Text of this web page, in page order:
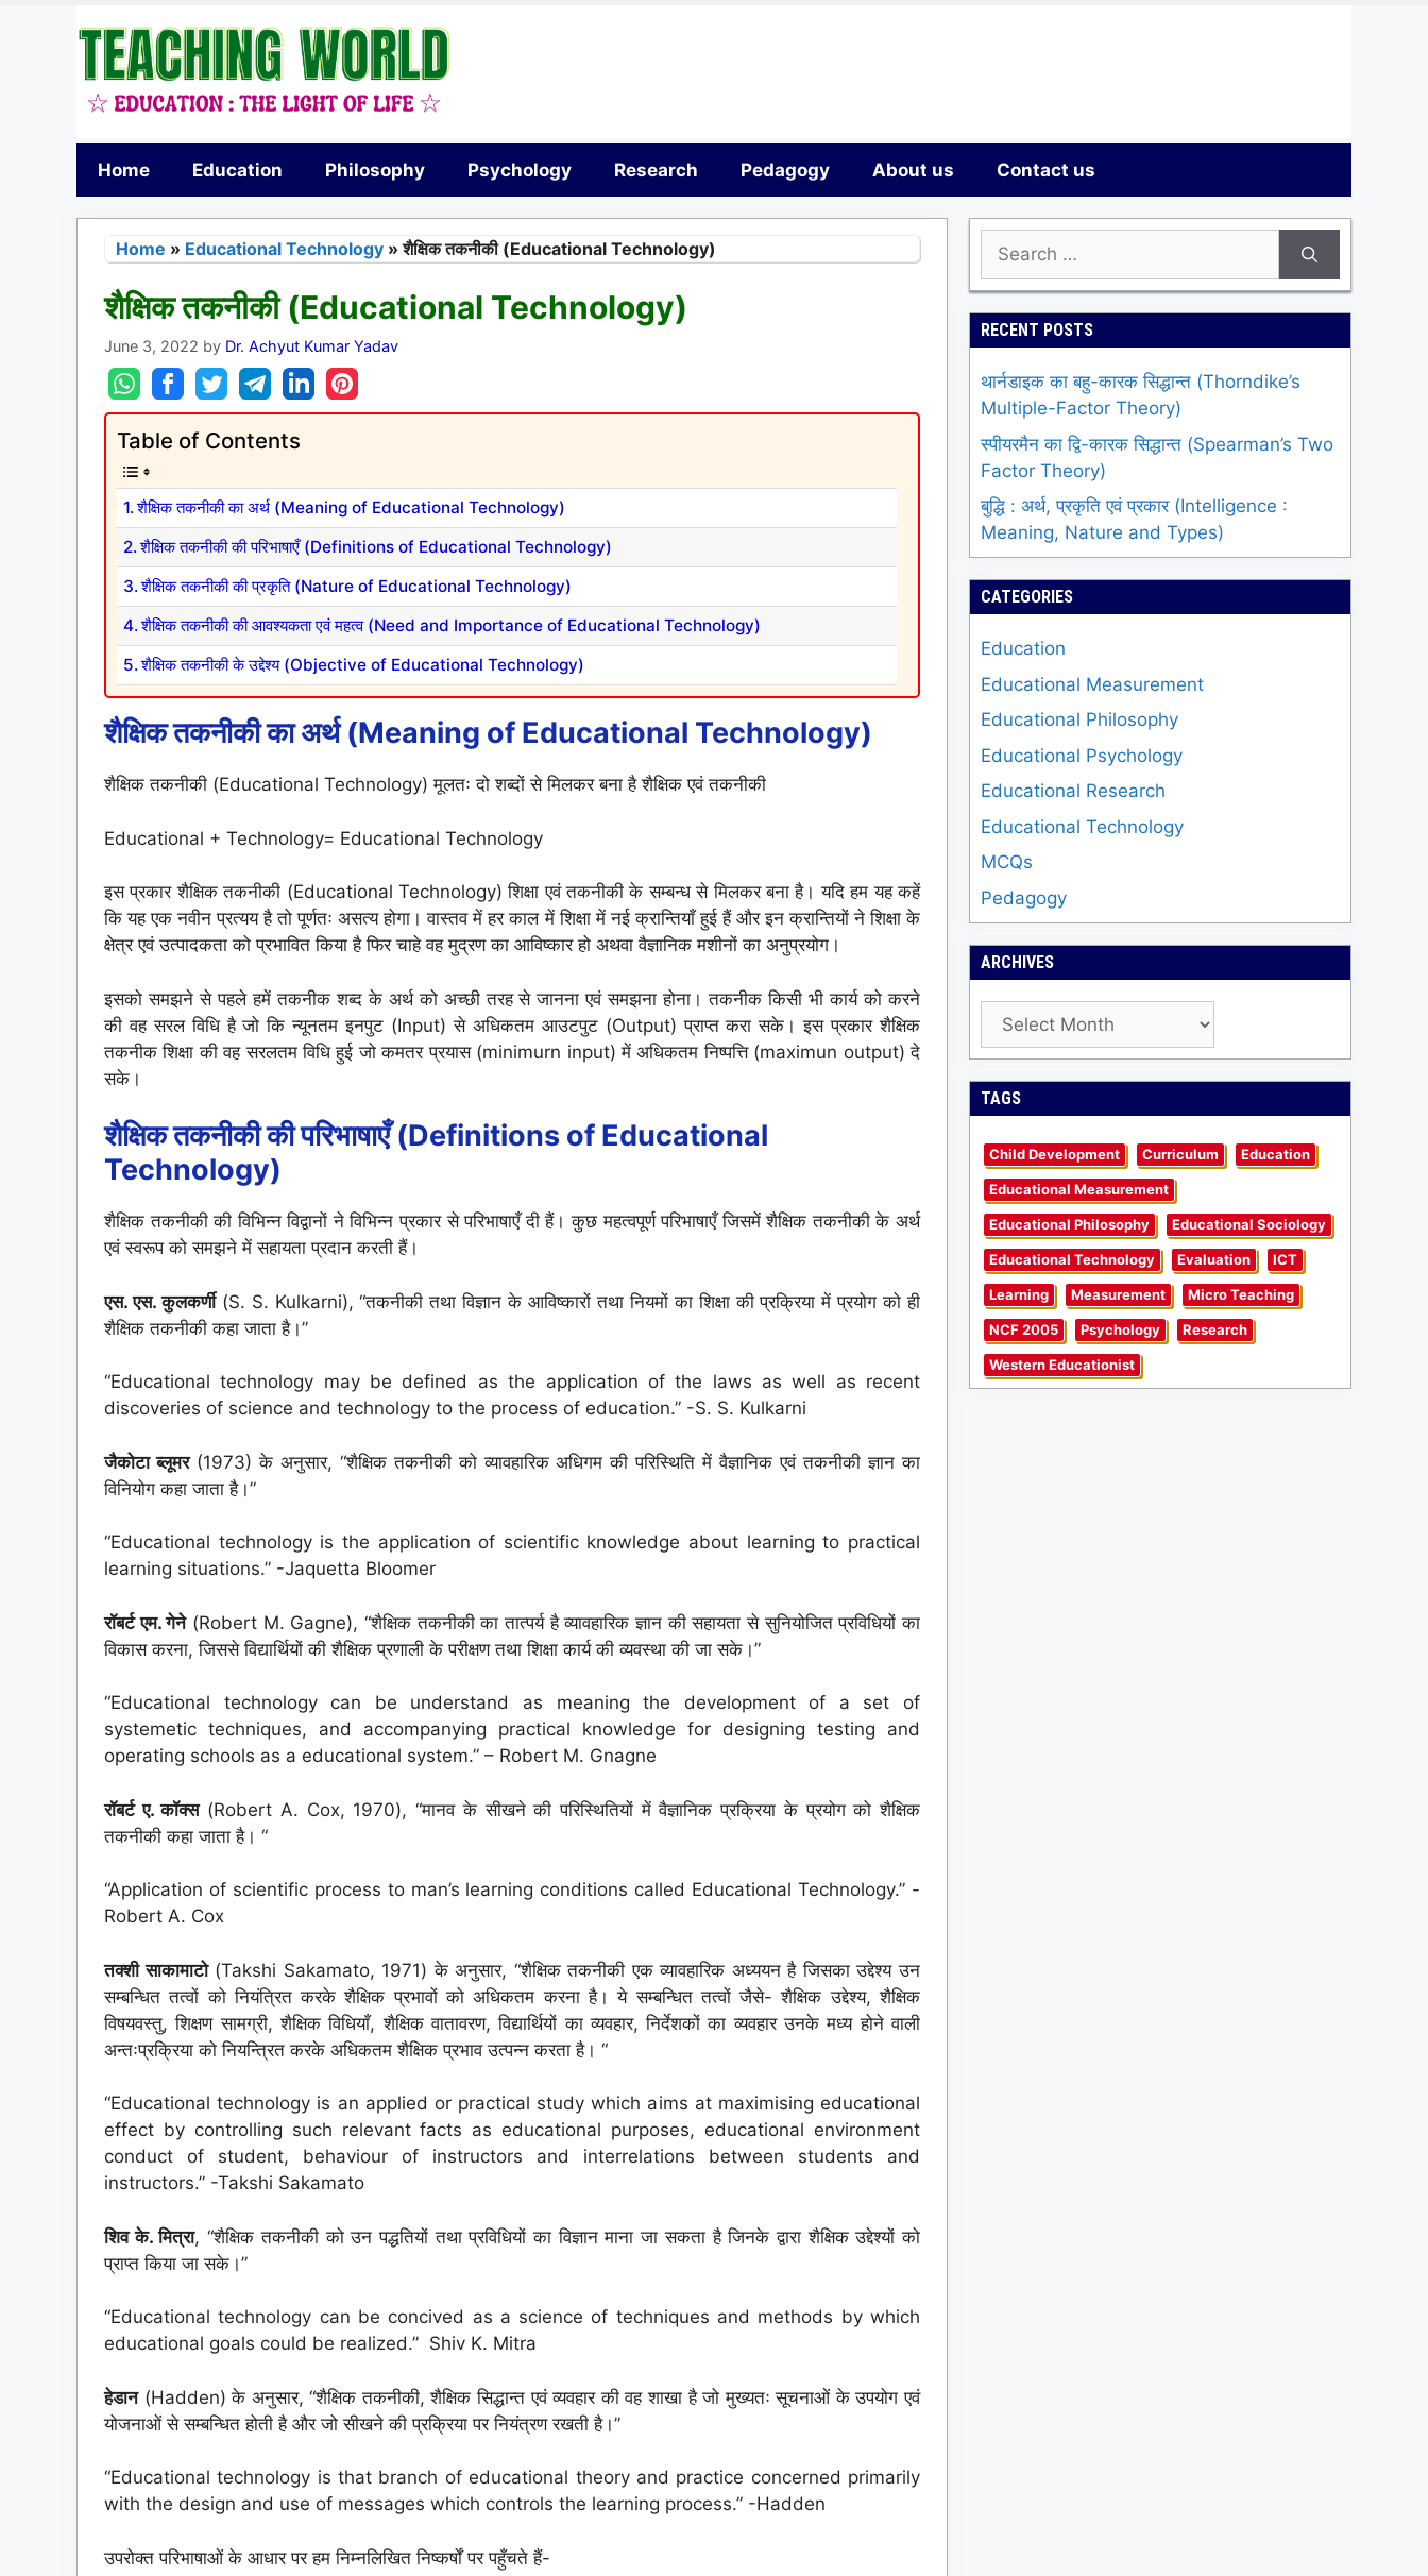
Home Education Philosophy Psychology Research Pedagogy About us Contact us
Home » Educational Technology »शैक्षिक तकनीकी (Educational Technology)
शैक्षिक तकनीकी (Educational Technology)
June 3, 2022 by Dr. Achyut Kumar Yadav
Table of Contents
शैक्षिक तकनीकी का अर्थ (Meaning of Educational Technology)
शैक्षिक तकनीकी की परिभाषाएँ (Definitions of Educational Technology)
शैक्षिक तकनीकी की प्रकृति (Nature of Educational Technology)
शैक्षिक तकनीकी की आवश्यकता एवं महत्व (Need and Importance of Educational Technology)
शैक्षिक तकनीकी के उद्देश्य (Objective of Educational Technology)
शैक्षिक तकनीकी का अर्थ(Meaning of Educational Technology)
शैक्षिक तकनीकी (Educational Technology) मूलतः दो शब्दों से मिलकर बना है शैक्षिक एवं तकनीकी
Educational + Technology= Educational Technology
इस प्रकार शैक्षिक तकनीकी (Educational Technology) शिक्षा एवं तकनीकी के सम्बन्ध से मिलकर बना है। यदि हम यह कहें
कि यह एक नवीन प्रत्यय है तो पूर्णतः असत्य होगा। वास्तव में हर काल में शिक्षा में नई क्रान्तियाँ हुई हैं और इन क्रान्तियों ने शिक्षा के
क्षेत्र एवं उत्पादकता को प्रभावित किया है फिर चाहे वह मुद्रण का आविष्कार हो अथवा वैज्ञानिक मशीनों का अनुप्रयोग।
इसको समझने से पहले हमें तकनीक शब्द के अर्थ को अच्छी तरह से जानना एवं समझना होना। तकनीक किसी भी कार्य को करने
की वह सरल विधि है जो कि न्यूनतम इनपुट (Input) से अधिकतम आउटपुट (Output) प्राप्त करा सके। इस प्रकार शैक्षिक
तकनीक शिक्षा की वह सरलतम विधि हुई जो कमतर प्रयास (minimurn input) में अधिकतम निष्पत्ति (maximun output) दे
सके।
शैक्षिक तकनीकी की परिभाषाएँ(Definitions of Educational
Technology)
शैक्षिक तकनीकी की विभिन्न विद्वानों ने विभिन्न प्रकार से परिभाषाएँ दी हैं। कुछ महत्वपूर्ण परिभाषाएँ जिसमें शैक्षिक तकनीकी के अर्थ
एवं स्वरूप को समझने में सहायता प्रदान करती हैं।
एस. एस. कुलकर्णी(S. S. Kulkarni), “तकनीकी तथा विज्ञान के आविष्कारों तथा नियमों का शिक्षा की प्रक्रिया में प्रयोग को ही
शैक्षिक तकनीकी कहा जाता है।”
“Educational technology may be defined as the application of the laws as well as recent
discoveries of science and technology to the process of education.” -S. S. Kulkarni
जैकोटा ब्लूमर(1973) के अनुसार, “शैक्षिक तकनीकी को व्यावहारिक अधिगम की परिस्थिति में वैज्ञानिक एवं तकनीकी ज्ञान का
विनियोग कहा जाता है।”
“Educational technology is the application of scientific knowledge about learning to practical
learning situations.” -Jaquetta Bloomer
रॉबर्ट एम. गेने(Robert M. Gagne), “शैक्षिक तकनीकी का तात्पर्य है व्यावहारिक ज्ञान की सहायता से सुनियोजित प्रविधियों का
विकास करना, जिससे विद्यार्थियों की शैक्षिक प्रणाली के परीक्षण तथा शिक्षा कार्य की व्यवस्था की जा सके।”
“Educational technology can be understand as meaning the development of a set of
systemetic techniques, and accompanying practical knowledge for designing testing and
operating schools as a educational system.” – Robert M. Gnagne
रॉबर्ट ए. कॉक्स(Robert A. Cox, 1970), “मानव के सीखने की परिस्थितियों में वैज्ञानिक प्रक्रिया के प्रयोग को शैक्षिक
तकनीकी कहा जाता है। “
“Application of scientific process to man’s learning conditions called Educational Technology.” -
Robert A. Cox
तक्शी साकामाटो(Takshi Sakamato, 1971) के अनुसार, “शैक्षिक तकनीकी एक व्यावहारिक अध्ययन है जिसका उद्देश्य उन
सम्बन्धित तत्वों को नियंत्रित करके शैक्षिक प्रभावों को अधिकतम करना है। ये सम्बन्धित तत्वों जैसे- शैक्षिक उद्देश्य, शैक्षिक
विषयवस्तु, शिक्षण सामग्री, शैक्षिक विधियाँ, शैक्षिक वातावरण, विद्यार्थियों का व्यवहार, निर्देशकों का व्यवहार उनके मध्य होने वाली
अन्तःप्रक्रिया को नियन्त्रित करके अधिकतम शैक्षिक प्रभाव उत्पन्न करता है। “
“Educational technology is an applied or practical study which aims at maximising educational
effect by controlling such relevant facts as educational purposes, educational environment
conduct of student, behaviour of instructors and interrelations between students and
instructors.” -Takshi Sakamato
शिव के. मित्रा, “शैक्षिक तकनीकी को उन पद्धतियों तथा प्रविधियों का विज्ञान माना जा सकता है जिनके द्वारा शैक्षिक उद्देश्यों को
प्राप्त किया जा सके।”
“Educational technology can be concived as a science of techniques and methods by which
educational goals could be realized.” Shiv K. Mitra
हेडान(Hadden) के अनुसार, “शैक्षिक तकनीकी, शैक्षिक सिद्धान्त एवं व्यवहार की वह शाखा है जो मुख्यतः सूचनाओं के उपयोग एवं
योजनाओं से सम्बन्धित होती है और जो सीखने की प्रक्रिया पर नियंत्रण रखती है।”
“Educational technology is that branch of educational theory and practice concerned primarily
with the design and use of messages which controls the learning process.” -Hadden
उपरोक्त परिभाषाओं के आधार पर हम निम्नलिखित निष्कर्षों पर पहुँचते हैं-
Search
for:
RECENT POSTS
थार्नडाइक का बहु-कारक सिद्धान्त (Thorndike’s
Multiple-Factor Theory)
स्पीयरमैन का द्वि-कारक सिद्धान्त (Spearman’s Two
Factor Theory)
बुद्धि : अर्थ, प्रकृति एवं प्रकार (Intelligence :
Meaning, Nature and Types)
CATEGORIES
Education
Educational Measurement
Educational Philosophy
Educational Psychology
Educational Research
Educational Technology
MCQs
Pedagogy
ARCHIVES
Archives
TAGS
Child Development Curriculum Education
Educational Measurement
Educational Philosophy Educational Sociology
Educational Technology Evaluation ICT
Learning Measurement Micro Teaching
NCF 2005 Psychology Research
Western Educationist